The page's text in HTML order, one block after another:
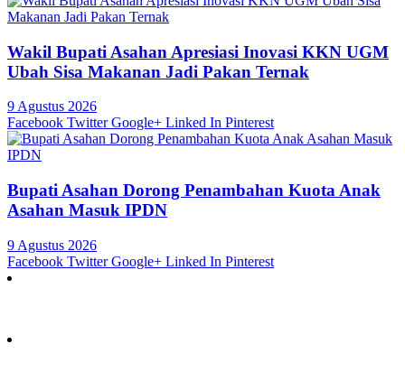
Wakil Bupati Asahan Apresiasi Inovasi KKN UGM
Ubah Sisa Makanan Jadi Pakan Ternak
9 Agustus 2026
Facebook Twitter Google+ Linked In Pinterest
Bupati Asahan Dorong Penambahan Kuota Anak
Asahan Masuk IPDN
9 Agustus 2026
Facebook Twitter Google+ Linked In Pinterest